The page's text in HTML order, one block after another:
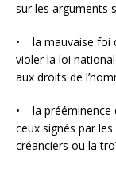
sur les arguments
• la mauvaise foi
violer la loi
aux droits de
• la prééminence
ceux signés par
créanciers ou la